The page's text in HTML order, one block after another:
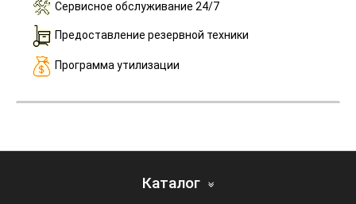
Сервисное обслуживание 24/7
Предоставление резервной техники
Программа утилизации
Каталог